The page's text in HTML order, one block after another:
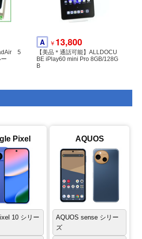
％SI
発送◆
SS 309,800
Galaxy Z FOLD8 Ultra 512GB
グラファイト SIMフリー【新
品】
A ￥ 9,500
Speed Wi-Fi DOCK 5G 01 ブラ
ック CPS01
5
A ￥ 13,800
【美品＊通話可能】ALLDOCU
BE iPlay60 mini Pro 8GB/128G
B
ー★超
世代 3
38,000
iPad Air 第4世代 Wi-Fiモデル 64
GB スペースグレイ MYFM2X/A
Pixel
10 シリー
AQUOS
AQUOS sense シリー
ズ